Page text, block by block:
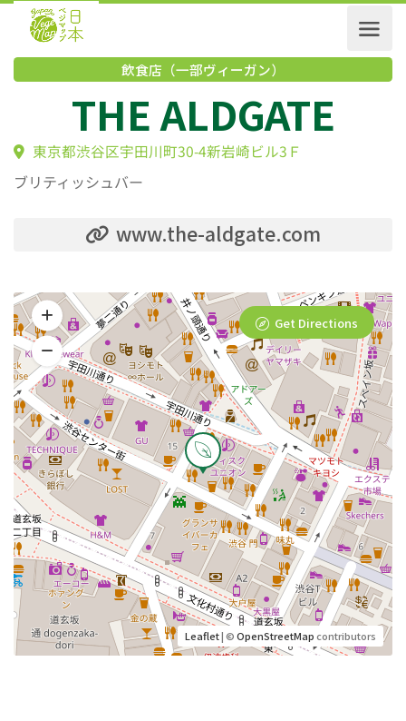
飲食店（一部ヴィーガン）
THE ALDGATE
東京都渋谷区宇田川町30-4新岩崎ビル3Ｆ
ブリティッシュバー
www.the-aldgate.com
Leaflet| ©OpenStreetMapcontributors
Get Directions